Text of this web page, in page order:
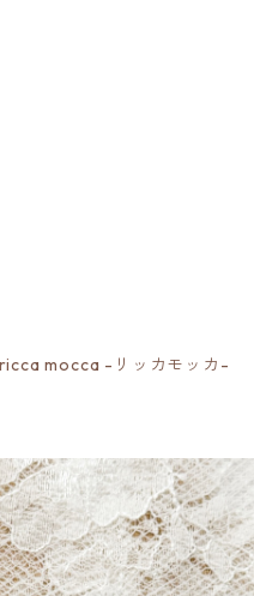
mocca -リッカモッカ-